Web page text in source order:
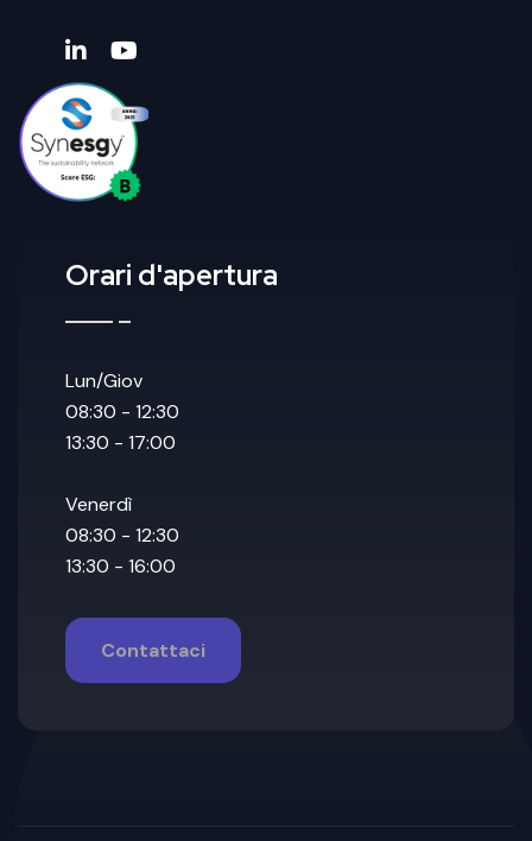
Orari d'apertura
Lun/Giov
08:30 - 12:30
13:30 - 17:00
Venerdì
08:30 - 12:30
13:30 - 16:00
Contattaci